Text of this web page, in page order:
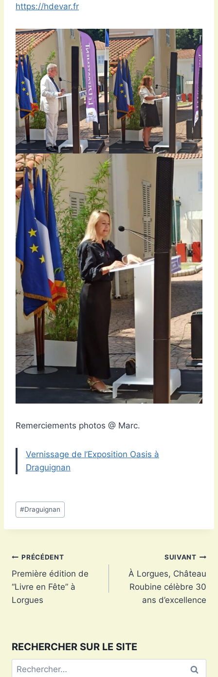
https://hdevar.fr
Remerciements photos @ Marc.
Vernissage de l’Exposition Oasis à
Draguignan
Étiquettes
de
la
#Draguignan
Navigation
de
l’article
PRÉCÉDENT
Première édition de
“Livre en Fête” à
Lorgues
SUIVANT
À Lorgues, Château
Roubine célèbre 30
ans d’excellence
RECHERCHER SUR LE SITE
Rechercher :